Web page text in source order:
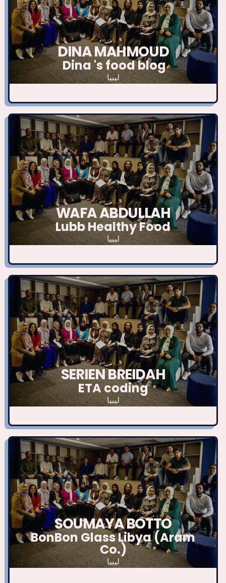
DINA MAHMOUD
Dina 's food blog
ليبيا
WAFA ABDULLAH
Lubb Healthy Food
ليبيا
SERIEN BREIDAH
ETA coding
ليبيا
SOUMAYA BOTTO
BonBon Glass Libya (Aram
Co.)
ليبيا